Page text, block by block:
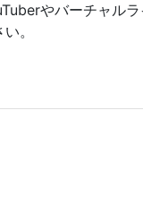
やバーチャル
。